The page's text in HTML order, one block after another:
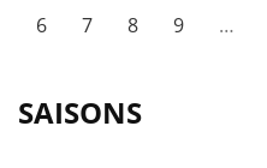
6
7 8 9 …
SAISONS